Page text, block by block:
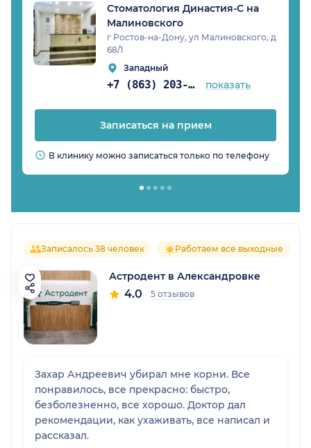
Стоматология Династия-С на
Малиновского
г Ростов-на-Дону, ул Малиновского, д
68/1
Западный
+7 (863) 203-51-20 показать
Записаться на прием
В клинику можно записаться только по телефону
Записалось 38 человек Работаем все выходные
Астродент в Александровке
4.0 5 отзывов
Захар Андреевич убирал мне корни. Все
понравилось, все прекрасно: быстро,
безболезненно, все хорошо. Доктор дал
рекомендации, как ухаживать, все написал и
рассказал.